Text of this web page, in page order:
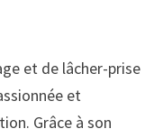
et de lâcher-prise
et
Grâce à son